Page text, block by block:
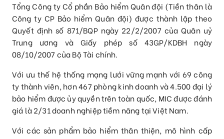
Tổng Công ty Cổ phần Bảo hiểm Quân đội (Tiền thân là
Công ty CP Bảo hiểm Quân đội) được thành lập theo
Quyết định số 871/BQP ngày 22/2/2007 của Quân uỷ
Trung ương và Giấy phép số 43GP/KDBH ngày
08/10/2007 của Bộ Tài chính.
Với ưu thế hệ thống mạng lưới vững mạnh với 69 công
ty thành viên, hơn 467 phòng kinh doanh và 4.500 đại lý
bảo hiểm được ủy quyền trên toàn quốc, MIC được đánh
giá là 2/31 doanh nghiệp tiềm năng tại Việt Nam.
Với các sản phẩm bảo hiểm thân thiện, mô hình cấp